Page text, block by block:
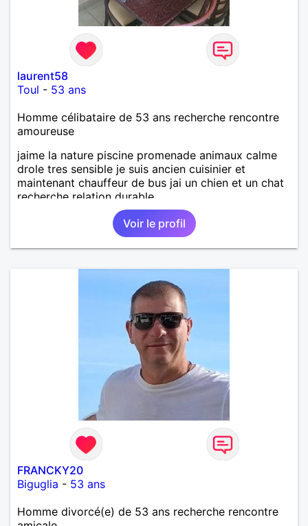
laurent58
Toul - 53 ans
Homme célibataire de 53 ans recherche rencontre
amoureuse
jaime la nature piscine promenade animaux calme
drole tres sensible je suis ancien cuisinier et
maintenant chauffeur de bus jai un chien et un chat
recherche relation durable
Voir le profil
FRANCKY20
Biguglia - 53 ans
Homme divorcé(e) de 53 ans recherche rencontre